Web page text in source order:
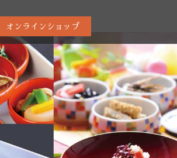
オンラインショップ